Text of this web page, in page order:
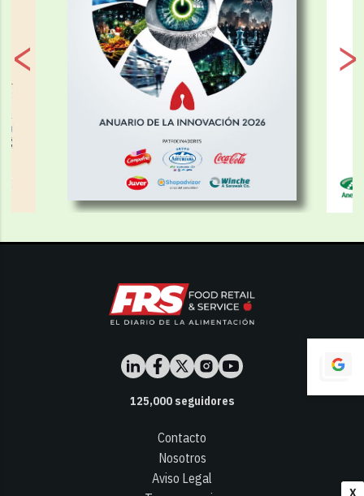
X
125,000seguidores
Contacto
Nosotros
Aviso Legal